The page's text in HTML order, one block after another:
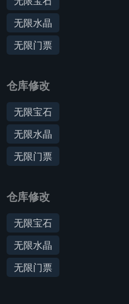
无限水晶
无限门票
仓库修改
无限宝石
无限水晶
无限门票
仓库修改
无限宝石
无限水晶
无限门票